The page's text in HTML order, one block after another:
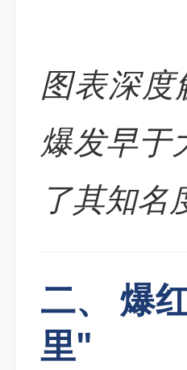
图表深度
爆发早于
了其知名
二、 爆
里"